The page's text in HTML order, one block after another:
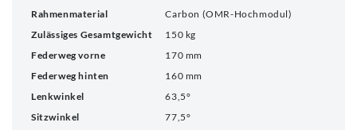
Rahmenmaterial
Carbon (OMR-Hochmodul)
Zulässiges Gesamtgewicht
150 kg
Federweg vorne
170 mm
Federweg hinten
160 mm
Lenkwinkel
63,5°
Sitzwinkel
77,5°